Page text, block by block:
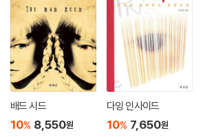
배드 시드
10% 8,550원
다잉 인사이드
10% 7,650원